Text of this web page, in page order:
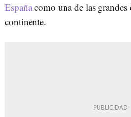
España como una de las grandes
continente.